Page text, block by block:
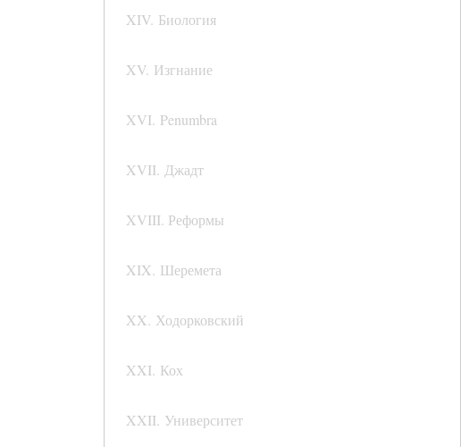
XIV. Биология
XV. Изгнание
XVI. Penumbra
XVII. Джадт
XVIII. Реформы
XIX. Шеремета
XX. Ходорковский
XXI. Кох
XXII. Университет